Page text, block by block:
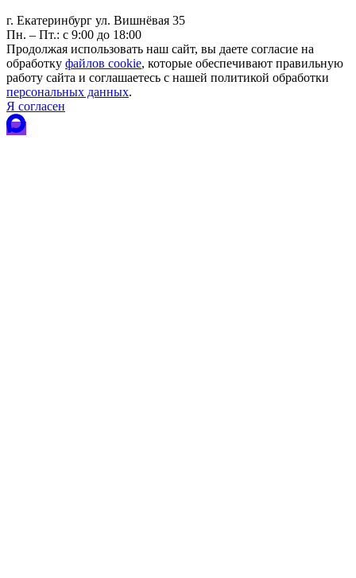
г. Екатеринбург ул. Вишнёвая 35
Пн. – Пт.: с 9:00 до 18:00
Продолжая использовать наш сайт, вы даете согласие на
обработку файлов cookie, которые обеспечивают правильную
работу сайта и соглашаетесь с нашей политикой обработки
персональных данных.
Я согласен